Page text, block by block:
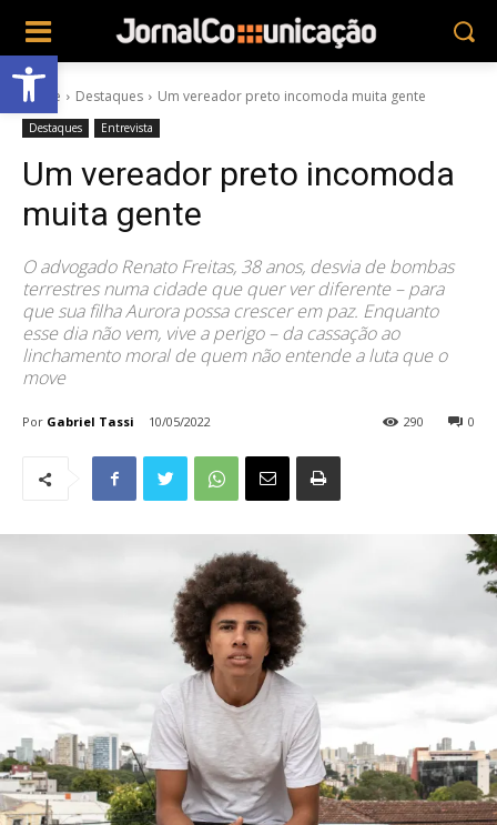
Abrir a barra de ferramentas
Home Destaques Um vereador preto incomoda muita gente
Destaques Entrevista
Um vereador preto incomoda
muita gente
O advogado Renato Freitas, 38 anos, desvia de bombas
terrestres numa cidade que quer ver diferente – para
que sua filha Aurora possa crescer em paz. Enquanto
esse dia não vem, vive a perigo – da cassação ao
linchamento moral de quem não entende a luta que o
move
Por Gabriel Tassi 10/05/2022 0
290